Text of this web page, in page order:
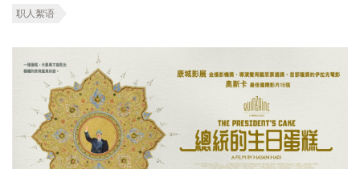
职人絮语